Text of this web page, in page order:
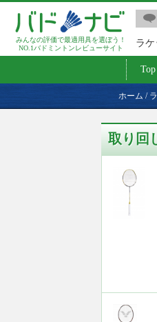
みんなの評価で最適用具を選ぼう！
NO.1バドミントンレビューサイト
ラ
Top
ホーム /
取り回